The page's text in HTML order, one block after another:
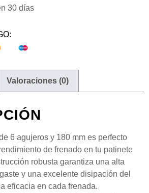
30 días
Valoraciones (0)
6 agujeros y 180 mm es perfecto
de frenado en tu patinete
robusta garantiza una alta
y una excelente disipación del
eficacia en cada frenada.